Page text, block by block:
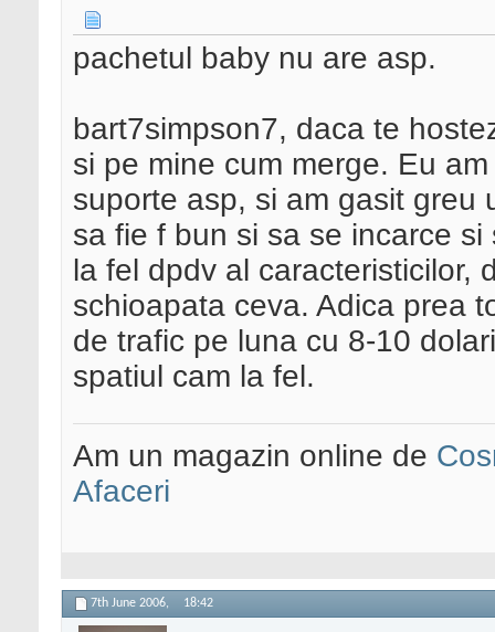
pachetul baby nu are asp.
bart7simpson7, daca te
si pe mine cum merge. Eu
suporte asp, si am gasit greu
sa fie f bun si sa se incarce
la fel dpdv al caracteristicilor,
schioapata ceva. Adica prea
de trafic pe luna cu 8-10
spatiul cam la fel.
Am un magazin online de
Afaceri
7th June 2006, 18:42